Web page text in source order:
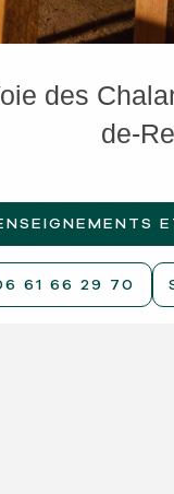
des
de-
61 66 29 70